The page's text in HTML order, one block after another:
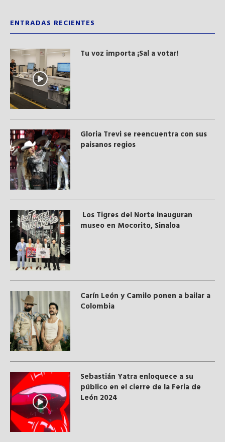
ENTRADAS RECIENTES
Tu voz importa ¡Sal a votar!
Gloria Trevi se reencuentra con sus
paisanos regios
Los Tigres del Norte inauguran
museo en Mocorito, Sinaloa
Carín León y Camilo ponen a bailar a
Colombia
Sebastián Yatra enloquece a su
público en el cierre de la Feria de
León 2024